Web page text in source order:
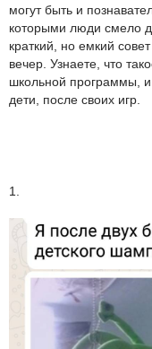
могут быть и
которыми люди смело
краткий, но емкий
вечер. Узнаете, что
школьной программы, и
дети, после своих игр.
1.